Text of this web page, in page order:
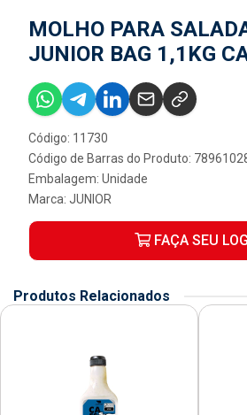
MOLHO PARA
JUNIOR BAG 1,1KG
Código: 11730
Código de Barras do Produto:
Embalagem: Unidade
Marca: JUNIOR
FAÇA SEU
Produtos Relacionados